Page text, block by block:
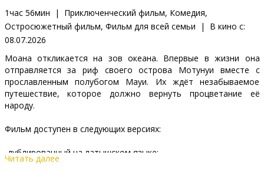
1час 56мин |
Приключенческий фильм, Комедия,
Остросюжетный фильм, Фильм для всей семьи
|
В кино с:
08.07.2026
Моана откликается на зов океана. Впервые в жизни она
отправляется за риф своего острова Мотунуи вместе с
прославленным полубогом Мауи. Их ждёт незабываемое
путешествие, которое должно вернуть процветание её
народу.
Фильм доступен в следующих версиях:
-дублированный на латышском языке;
Читать далее